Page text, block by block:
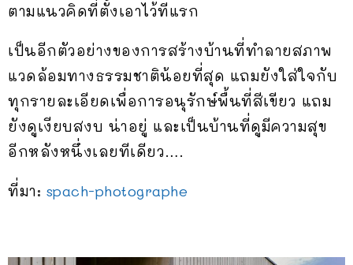
ตามแนวคิดที่ตั้งเอาไว้ทีแรก
เป็นอีกตัวอย่างของการสร้างบ้านที่ทำลายสภาพ
แวดล้อมทางธรรมชาติน้อยที่สุด แถมยังใส่ใจกับ
ทุกรายละเอียดเพื่อการอนุรักษ์พื้นที่สีเขียว แถม
ยังดูเงียบสงบ น่าอยู่ และเป็นบ้านที่ดูมีความสุข
อีกหลังหนึ่งเลยทีเดียว….
ที่มา: spach-photographe